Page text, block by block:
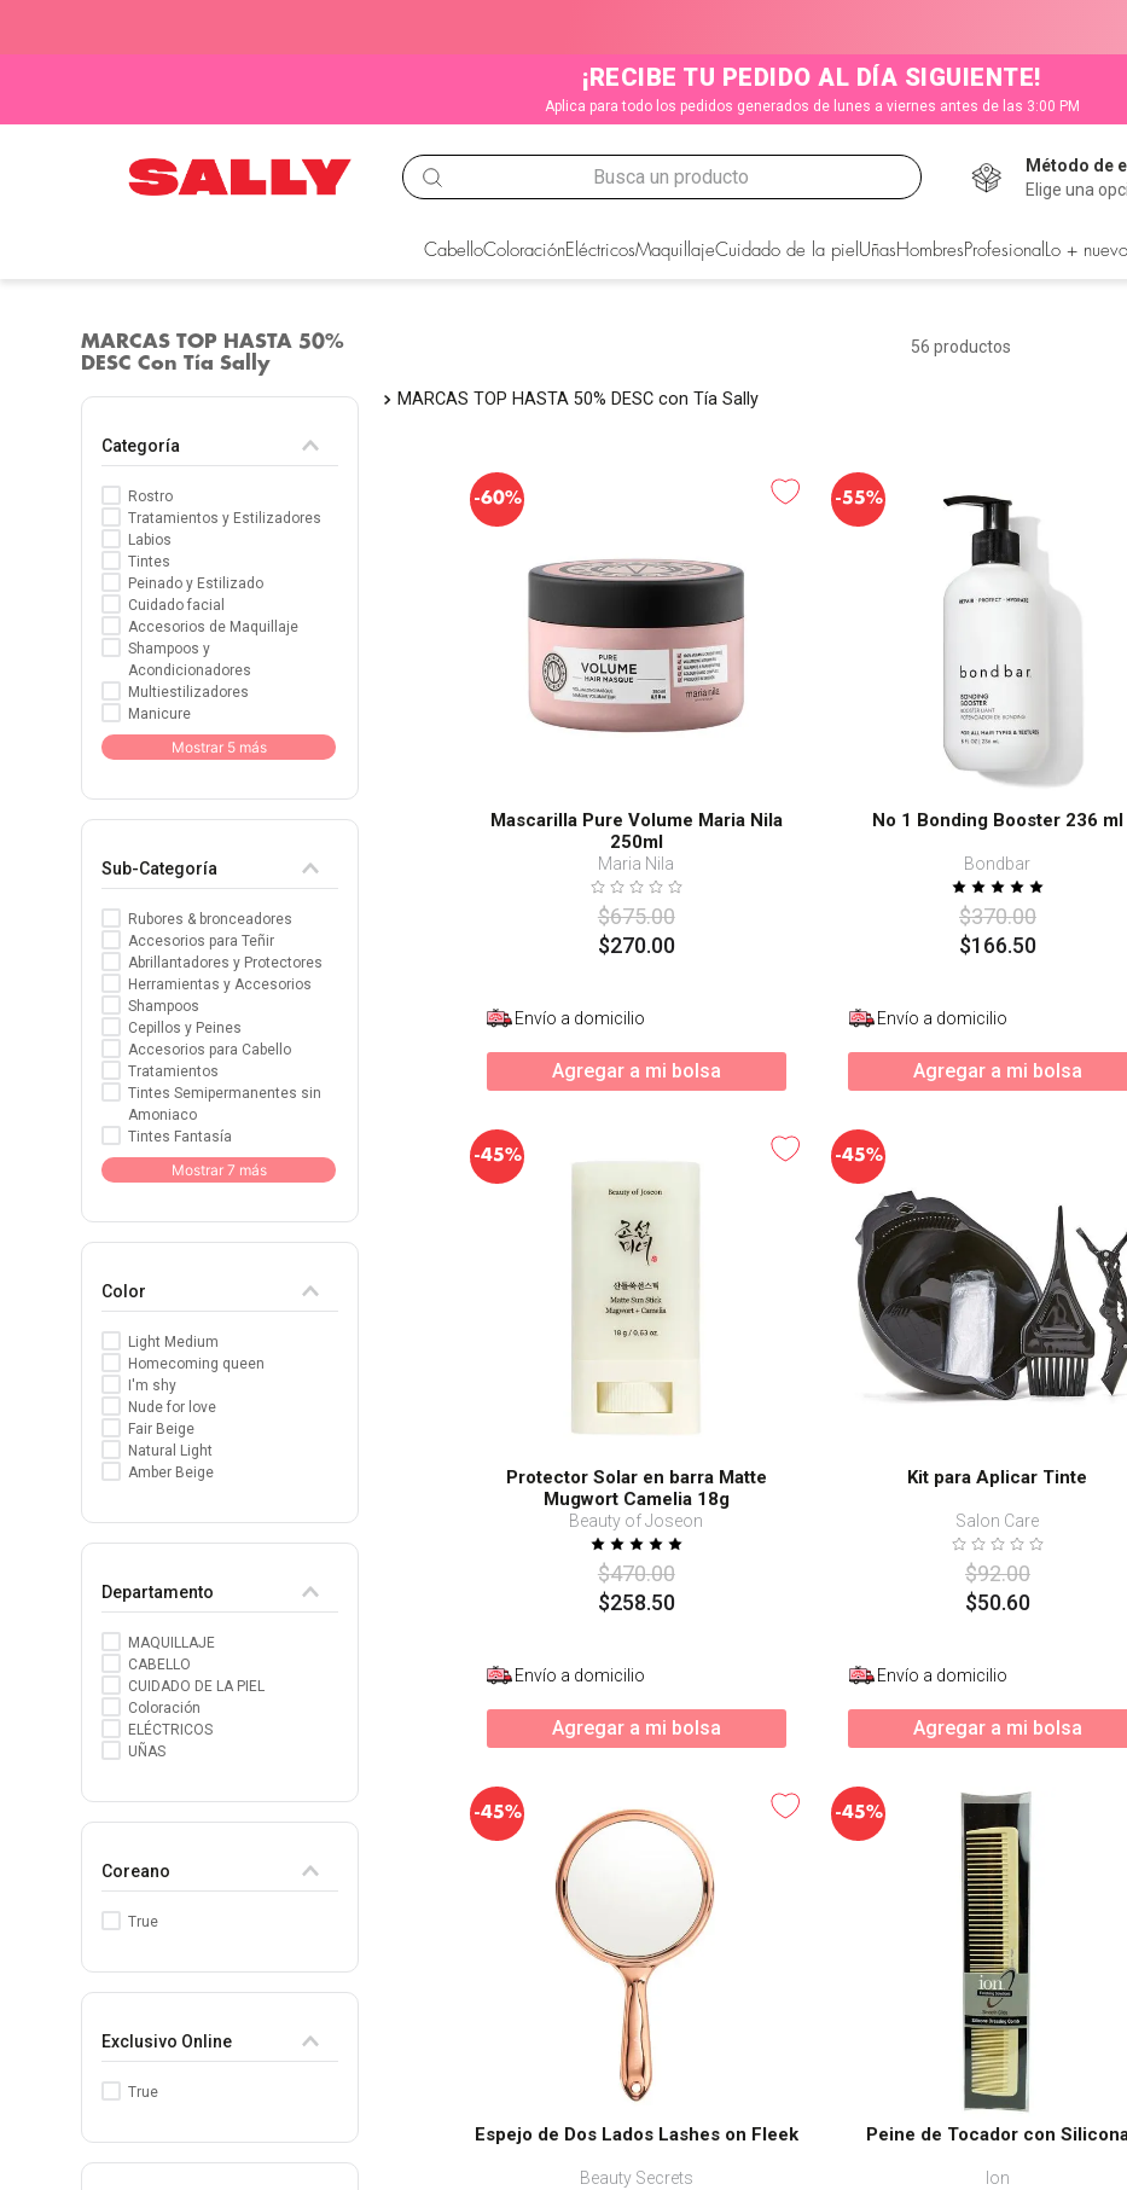
¡RECIBE TU PEDIDO AL DÍA SIGUIENTE!
Aplica para todo los pedidos generados de lunes a viernes antes de las 3:00 PM
Busca un producto
Método de
Elige una
CabelloColoraciónEléctricosMaquillajeCuidado de la piel Uñas Hombres Profesional Lo + nuevo
MARCAS TOP HASTA 50%
DESC Con Tía Sally
Categoría
Rostro
Tratamientos y Estilizadores
Labios
Tintes
Peinado y Estilizado
Cuidado facial
Accesorios de Maquillaje
Shampoos y
Acondicionadores
Multiestilizadores
Manicure
Mostrar 5 más
Sub-Categoría
Rubores & bronceadores
Accesorios para Teñir
Abrillantadores y Protectores
Herramientas y Accesorios
Shampoos
Cepillos y Peines
Accesorios para Cabello
Tratamientos
Tintes Semipermanentes sin
Amoniaco
Tintes Fantasía
Mostrar 7 más
Color
Light Medium
Homecoming queen
I'm shy
Nude for love
Fair Beige
Natural Light
Amber Beige
Departamento
MAQUILLAJE
CABELLO
CUIDADO DE LA PIEL
Coloración
ELÉCTRICOS
UÑAS
Coreano
True
Exclusivo Online
True
56 productos
MARCAS TOP HASTA 50% DESC con Tía Sally
-60%
Mascarilla Pure Volume Maria Nila
250ml
Maria Nila
$675.00
$270.00
Envío a domicilio
Agregar a mi bolsa
-55%
No 1 Bonding Booster 236 ml
Bondbar
$370.00
$166.50
Envío a domicilio
Agregar a mi bolsa
-45%
Protector Solar en barra Matte
Mugwort Camelia 18g
Beauty of Joseon
$470.00
$258.50
Envío a domicilio
Agregar a mi bolsa
-45%
Kit para Aplicar Tinte
Salon Care
$92.00
$50.60
Envío a domicilio
Agregar a mi bolsa
-45%
Espejo de Dos Lados Lashes on Fleek
Beauty Secrets
-45%
Peine de Tocador con
Ion
TÉRMINOS MÁS BUSCADOS
ion
manic panic
protectores termicos